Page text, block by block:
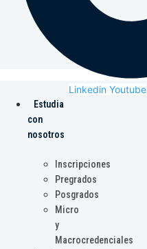
Linkedin Youtube
Estudia
con
nosotros
Inscripciones
Pregrados
Posgrados
Micro
y
Macrocredenciales